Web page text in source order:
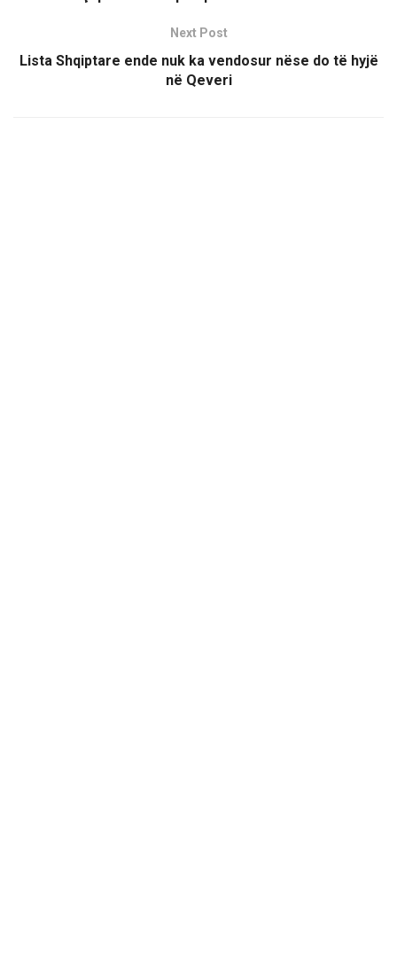
Next Post
Lista Shqiptare ende nuk ka vendosur nëse do të hyjë
në Qeveri